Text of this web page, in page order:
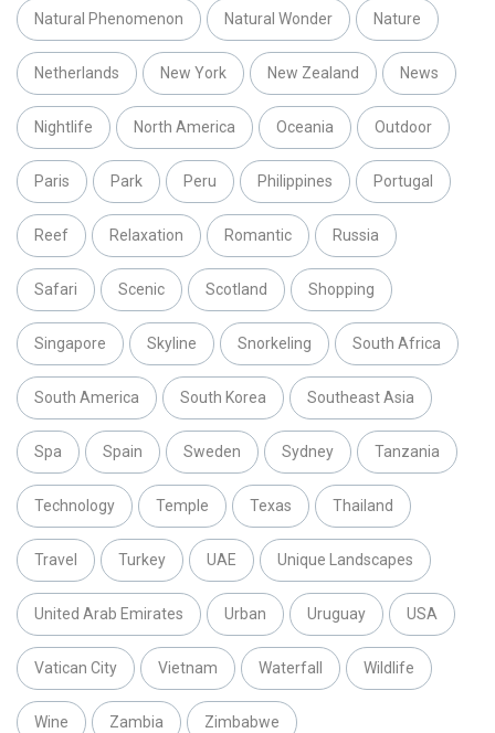
Natural Phenomenon Natural Wonder Nature
Netherlands New York New Zealand News
Nightlife North America Oceania Outdoor
Paris Park Peru Philippines Portugal
Reef Relaxation Romantic Russia
Safari Scenic Scotland Shopping
Singapore Skyline Snorkeling South Africa
South America South Korea Southeast Asia
Spa Spain Sweden Sydney Tanzania
Technology Temple Texas Thailand
Travel Turkey UAE Unique Landscapes
United Arab Emirates Urban Uruguay USA
Vatican City Vietnam Waterfall Wildlife
Wine Zambia Zimbabwe